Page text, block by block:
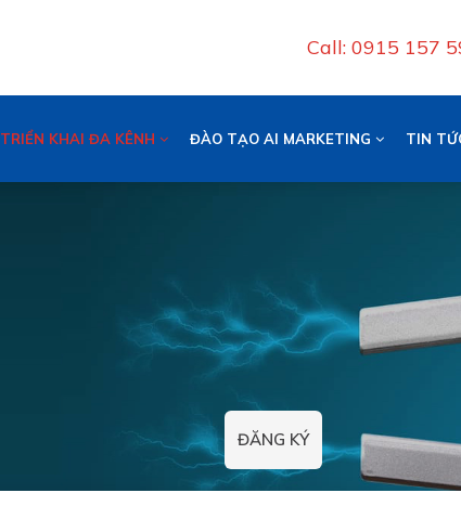
Call: 0915 157
TRIỂN KHAI ĐA KÊNH ĐÀO TẠO AI MARKETING TIN
ĐĂNG KÝ